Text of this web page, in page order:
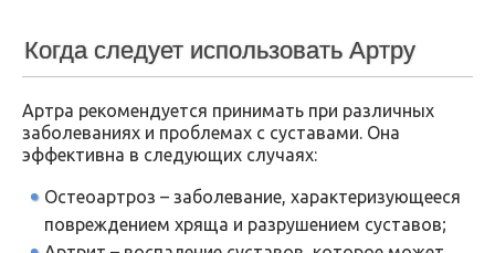
Когда следует использовать Артру
Артра рекомендуется принимать при различных
заболеваниях и проблемах с суставами. Она
эффективна в следующих случаях:
Остеоартроз – заболевание, характеризующееся
повреждением хряща и разрушением суставов;